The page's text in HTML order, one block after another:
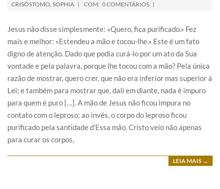
CRISÓSTOMO, SOPHIA COM: 0 COMENTÁRIOS
Jesus não disse simplesmente: «Quero, fica purificado.» Fez
mais e melhor: «Estendeu a mão e tocou-lhe.» Este é um fato
digno de atenção. Dado que podia curá-lo por um ato da Sua
vontade e pela palavra, porque lhe tocou com a mão? Pela única
razão de mostrar, quero crer, que não era inferior mas superior à
Lei; e também para mostrar que, dali em diante, nada é impuro
para quem é puro […]. A mão de Jesus não ficou impura no
contato com o leproso; ao invés, o corpo do leproso ficou
purificado pela santidade d’Essa mão. Cristo veio não apenas
para curar os corpos,
LEIA MAIS →